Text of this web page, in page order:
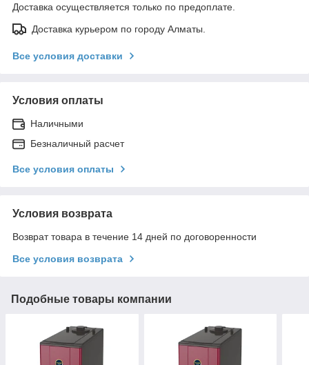
Доставка осуществляется только по предоплате.
Доставка курьером по городу Алматы.
Все условия доставки
Условия оплаты
Наличными
Безналичный расчет
Все условия оплаты
Условия возврата
Возврат товара в течение 14 дней по договоренности
Все условия возврата
Подобные товары компании